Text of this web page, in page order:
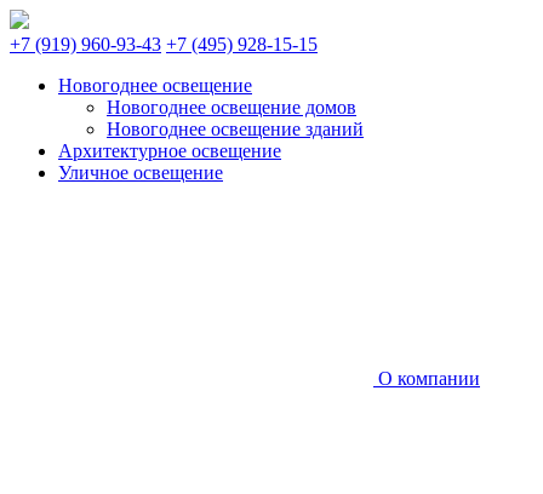
+7 (919) 960-93-43 +7 (495) 928-15-15
Новогоднее освещение
Новогоднее освещение домов
Новогоднее освещение зданий
Архитектурное освещение
Уличное освещение
О компании